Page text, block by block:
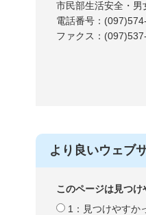
市民部生活安全・男
電話番号：
ファクス：
より良いウェブ
このページは見つけ
1：見つけやすか